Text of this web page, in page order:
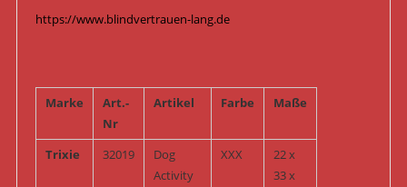
https://www.blindvertrauen-lang.de
Marke
Art.-
Nr
Artikel Farbe Maße
Trixie 32019
Dog
Activity
XXX
22 x
33 x